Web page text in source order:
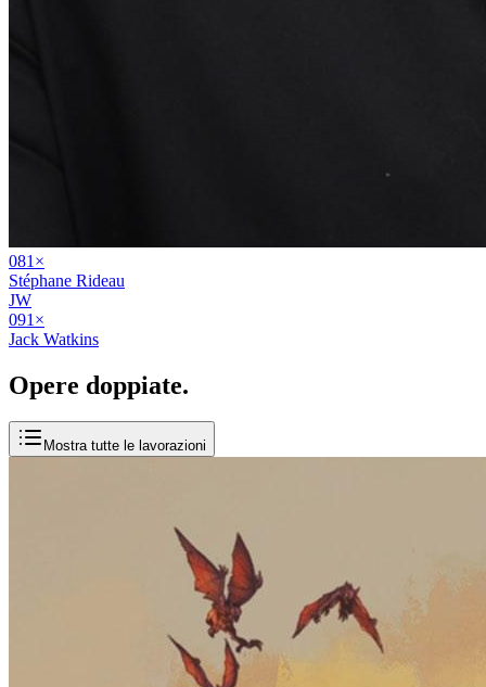
081 ×
Stéphane Rideau
JW
091 ×
Jack Watkins
Opere doppiate.
Mostra tutte le lavorazioni